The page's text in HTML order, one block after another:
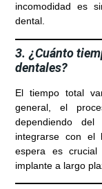
incomodidad es
dental.
3. ¿Cuánto
dentales?
El tiempo total
general, el
dependiendo
integrarse con el
espera es
implante a largo